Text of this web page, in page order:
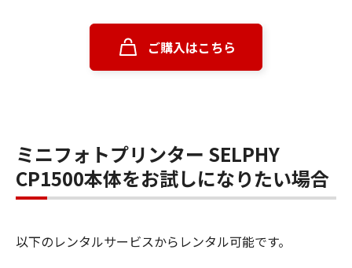
ご購入はこちら
ミニフォトプリンター SELPHY
CP1500本体をお試しになりたい場合
以下のレンタルサービスからレンタル可能です。